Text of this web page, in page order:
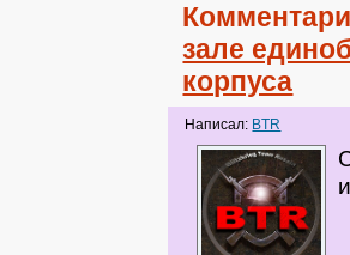
зале
корпуса
Написал: BTR